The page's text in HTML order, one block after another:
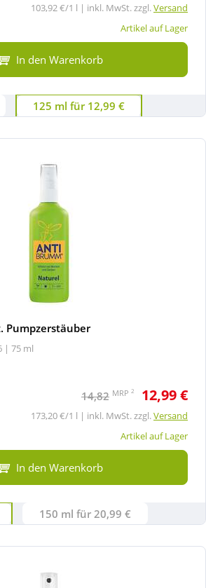
103,92 €/1 l | inkl. MwSt. zzgl.Versand
Artikel auf Lager
In den Warenkorb
125 ml für 12,99 €
Pumpzerstäuber
| 75 ml
14,82 MRP 2 12,99 €
173,20 €/1 l | inkl. MwSt. zzgl.Versand
Artikel auf Lager
In den Warenkorb
150 ml für 20,99 €